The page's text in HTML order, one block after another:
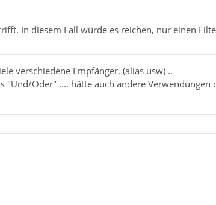
In diesem Fall würde es reichen, nur einen
verschiedene Empfänger, (alias usw) ..
"Und/Oder" .... hätte auch andere Verwendungen